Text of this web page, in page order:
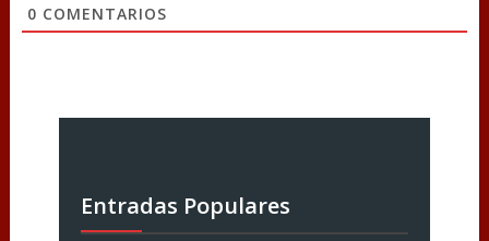
0 COMENTARIOS
Entradas Populares